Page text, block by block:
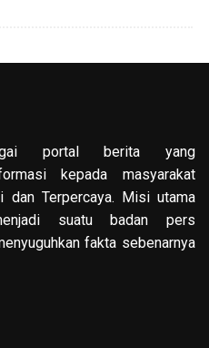
portal berita yang
kepada masyarakat
dan Terpercaya. Misi utama
suatu badan pers
fakta sebenarnya